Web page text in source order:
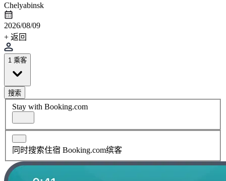
Chelyabinsk
2026/08/09
+ 返回
1 乘客
搜索
Stay with Booking.com
同时搜索住宿 Booking.com缤客